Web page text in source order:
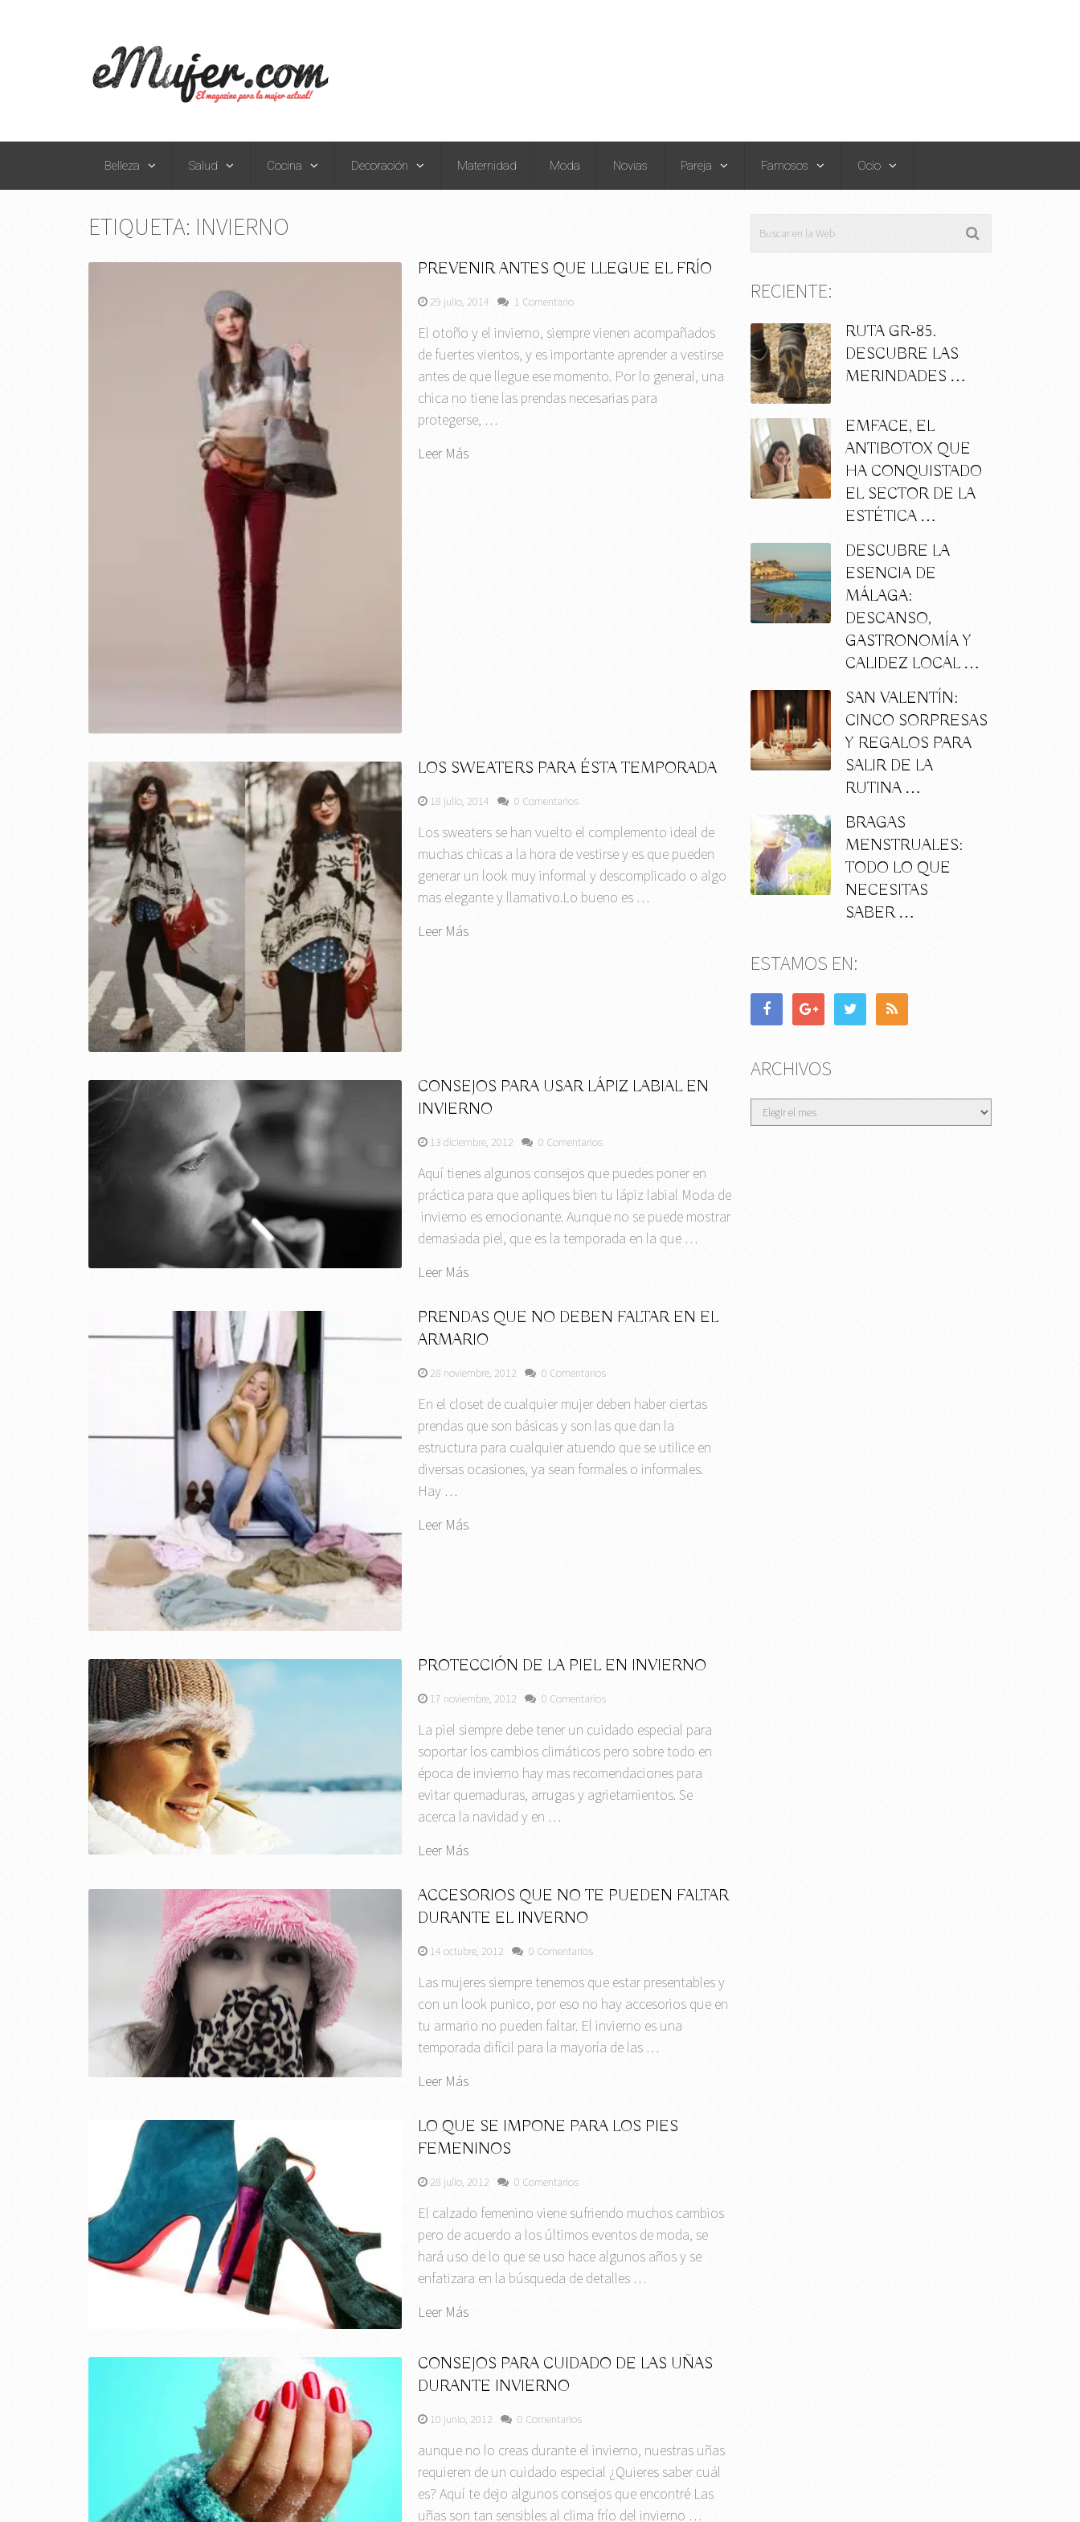
Belleza Salud Cocina Decoración Maternidad Moda Novias Pareja Famosos Ocio
ETIQUETA: INVIERNO
PREVENIR ANTES QUE LLEGUE EL FRÍO
29 julio, 2014 1 Comentario
El otoño y el invierno, siempre vienen acompañados
de fuertes vientos, y es importante aprender a vestirse
antes de que llegue ese momento. Por lo general, una
chica no tiene las prendas necesarias para
protegerse, …
Leer Más
LOS SWEATERS PARA ÉSTA TEMPORADA
18 julio, 2014 0 Comentarios
Los sweaters se han vuelto el complemento ideal de
muchas chicas a la hora de vestirse y es que pueden
generar un look muy informal y descomplicado o algo
mas elegante y llamativo.Lo bueno es …
Leer Más
CONSEJOS PARA USAR LÁPIZ LABIAL EN
INVIERNO
13 diciembre, 2012 0 Comentarios
Aquí tienes algunos consejos que puedes poner en
práctica para que apliques bien tu lápiz labial Moda de
invierno es emocionante. Aunque no se puede mostrar
demasiada piel, que es la temporada en la que …
Leer Más
PRENDAS QUE NO DEBEN FALTAR EN EL
ARMARIO
28 noviembre, 2012 0 Comentarios
En el closet de cualquier mujer deben haber ciertas
prendas que son básicas y son las que dan la
estructura para cualquier atuendo que se utilice en
diversas ocasiones, ya sean formales o informales.
Hay …
Leer Más
PROTECCIÓN DE LA PIEL EN INVIERNO
17 noviembre, 2012 0 Comentarios
La piel siempre debe tener un cuidado especial para
soportar los cambios climáticos pero sobre todo en
época de invierno hay mas recomendaciones para
evitar quemaduras, arrugas y agrietamientos. Se
acerca la navidad y en …
Leer Más
ACCESORIOS QUE NO TE PUEDEN FALTAR
DURANTE EL INVERNO
14 octubre, 2012 0 Comentarios
Las mujeres siempre tenemos que estar presentables y
con un look punico, por eso no hay accesorios que en
tu armario no pueden faltar. El invierno es una
temporada difícil para la mayoría de las …
Leer Más
LO QUE SE IMPONE PARA LOS PIES
FEMENINOS
28 julio, 2012 0 Comentarios
El calzado femenino viene sufriendo muchos cambios
pero de acuerdo a los últimos eventos de moda, se
hará uso de lo que se uso hace algunos años y se
enfatizara en la búsqueda de detalles …
Leer Más
CONSEJOS PARA CUIDADO DE LAS UÑAS
DURANTE INVIERNO
10 junio, 2012 0 Comentarios
aunque no lo creas durante el invierno, nuestras uñas
requieren de un cuidado especial ¿Quieres saber cuál
es? Aquí te dejo algunos consejos que encontré Las
uñas son tan sensibles al clima frío del invierno …
RECIENTE:
RUTA GR-85.
DESCUBRE LAS
MERINDADES …
EMFACE, EL
ANTIBOTOX QUE
HA CONQUISTADO
EL SECTOR DE LA
ESTÉTICA …
DESCUBRE LA
ESENCIA DE
MÁLAGA:
DESCANSO,
GASTRONOMÍA Y
CALIDEZ LOCAL …
SAN VALENTÍN:
CINCO SORPRESAS
Y REGALOS PARA
SALIR DE LA
RUTINA …
BRAGAS
MENSTRUALES:
TODO LO QUE
NECESITAS
SABER …
ESTAMOS EN:
ARCHIVOS
Archivos